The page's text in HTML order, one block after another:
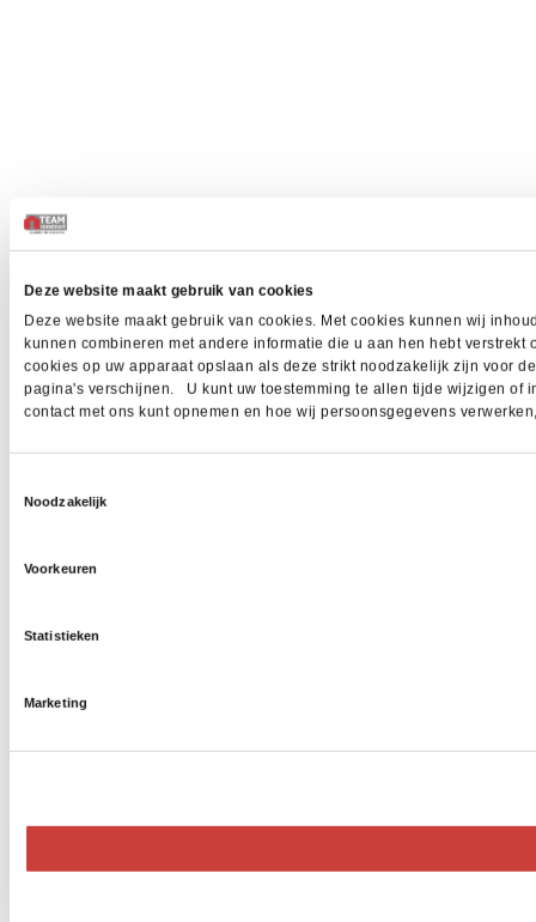
Deze website maakt gebruik van cookies
Deze website maakt gebruik van cookies. Met cookies kunnen wij
kunnen combineren met andere informatie die u aan hen hebt
cookies op uw apparaat opslaan als deze strikt noodzakelijk zijn voor
pagina's verschijnen. U kunt uw toestemming te allen tijde wijzigen of
contact met ons kunt opnemen en hoe wij persoonsgegevens
Noodzakelijk
Voorkeuren
Statistieken
Marketing